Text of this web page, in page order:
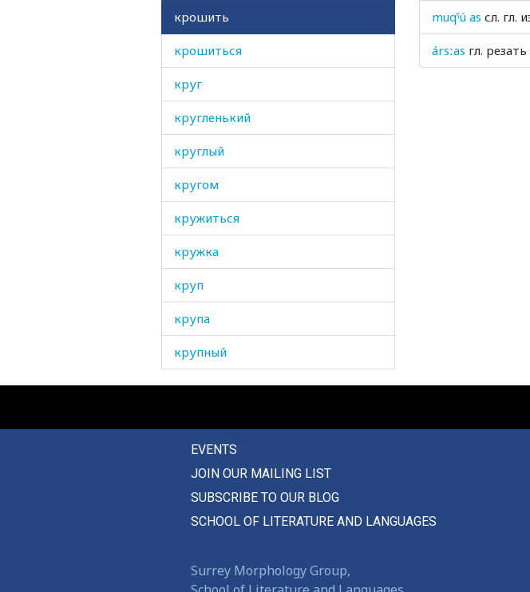
крошить
крошиться
круг
кругленький
круглый
кругом
кружиться
кружка
круп
крупа
крупный
крутить
крыло
крыть
крышка
muqˤú as сл. гл.
ársːas гл.
EVENTS
JOIN OUR MAILING LIST
SUBSCRIBE TO OUR BLOG
SCHOOL OF LITERATURE AND LANGUAGES
Surrey Morphology Group,